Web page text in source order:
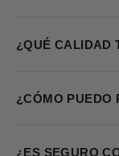
¿QUÉ CALIDAD
¿CÓMO PUEDO
¿ES SEGURO